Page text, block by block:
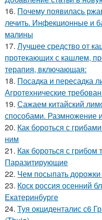
16. Почему появилась
лечить. Инфекционные и
малины
17. Лучшее средство от
протекающих с кашлем,
терапия, включающая:
18. Посадка и пересадка
Агротехнические
19. Сажаем китайский
способами. Размножение
20. Как бороться с
ним
21. Как бороться с грибом
Паразитирующие
22. Чем посыпать
23. Коск россия осенний
Екатеринбурге
24. Туя окциденталис с6